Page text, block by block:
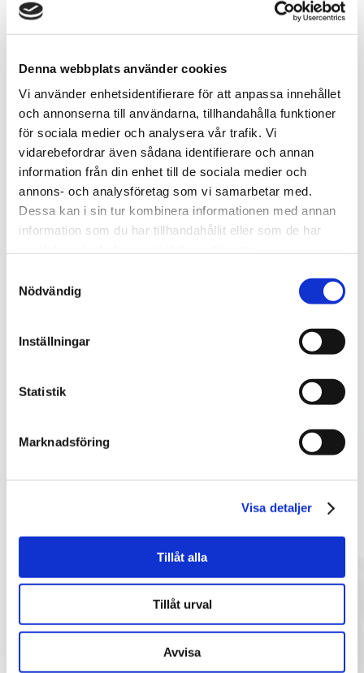
Denna webbplats använder cookies
Vi använder enhetsidentifierare för att anpassa innehållet
och annonserna till användarna, tillhandahålla funktioner
för sociala medier och analysera vår trafik. Vi
vidarebefordrar även sådana identifierare och annan
information från din enhet till de sociala medier och
annons- och analysföretag som vi samarbetar med.
Dessa kan i sin tur kombinera informationen med annan
information som du har tillhandahållit eller som de har
Nödvändig
Inställningar
Statistik
Marknadsföring
Visa detaljer
Tillåt alla
Tillåt urval
Avvisa